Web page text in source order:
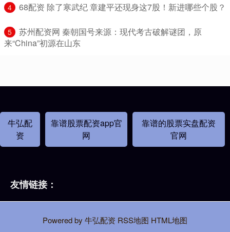
4 ​68配资 除了寒武纪 章建平还现身这7股！新进哪些个股？
5
​苏州配资网 秦朝国号来源：现代考古破解谜团，原
来“China”初源在山东
牛弘配
资
靠谱股票配资app官
网
靠谱的股票实盘配资
官网
友情链接：
Powered by 牛弘配资 RSS地图 HTML地图